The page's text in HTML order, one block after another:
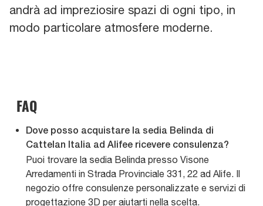
andrà ad impreziosire spazi di ogni tipo, in
modo particolare atmosfere moderne.
FAQ
Dove posso acquistare la sedia Belinda di
Cattelan Italia ad Alifee ricevere consulenza?
Puoi trovare la sedia Belinda presso Visone
Arredamenti in Strada Provinciale 331, 22 ad Alife. Il
negozio offre consulenze personalizzate e servizi di
progettazione 3D per aiutarti nella scelta.